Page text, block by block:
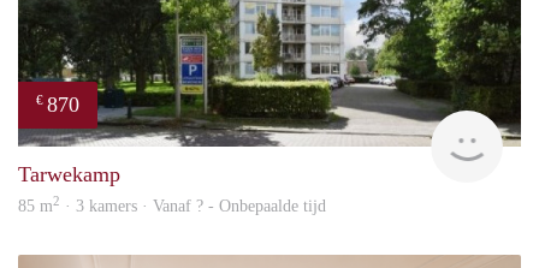
€ 870
rent
Tarwekamp
85 m2 · 3 kamers · Vanaf ? - Onbepaalde tijd